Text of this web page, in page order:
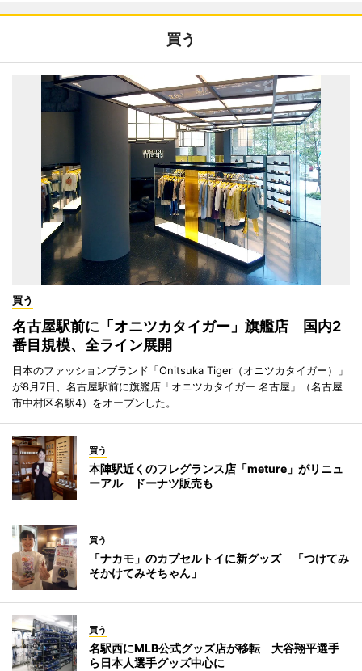
買う
買う
名古屋駅前に「オニツカタイガー」旗艦店 国内2
番目規模、全ライン展開
日本のファッションブランド「Onitsuka Tiger（オニツカタイガー）」
が8月7日、名古屋駅前に旗艦店「オニツカタイガー 名古屋」（名古屋
市中村区名駅4）をオープンした。
買う
本陣駅近くのフレグランス店「meture」がリニュ
ーアル ドーナツ販売も
買う
「ナカモ」のカプセルトイに新グッズ 「つけてみ
そかけてみそちゃん」
買う
名駅西にMLB公式グッズ店が移転 大谷翔平選手
ら日本人選手グッズ中心に